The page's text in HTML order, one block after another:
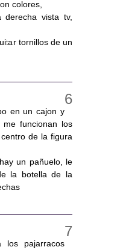
colores,
vista tv,
tornillos de un
en un cajon y
funcionan los
de la figura
un pañuelo, le
la botella de la
los pajarracos